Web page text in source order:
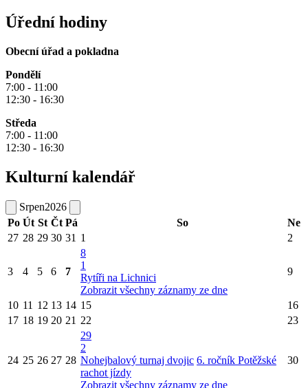
Úřední hodiny
Obecní úřad a pokladna
Pondělí
7:00 - 11:00
12:30 - 16:30
Středa
7:00 - 11:00
12:30 - 16:30
Kulturní kalendář
Srpen2026
Po Út St Čt Pá So
Ne
27 28 29 30 31 1 2
3 4 5 6 7
8
1
Rytíři na Lichnici
Zobrazit všechny záznamy ze dne
9
10 11 12 13 14 15
16
17 18 19 20 21 22 23
24 25 26 27 28
29
2
Nohejbalový turnaj dvojic 6. ročník Potěžské
rachot jízdy
Zobrazit všechny záznamy ze dne
30